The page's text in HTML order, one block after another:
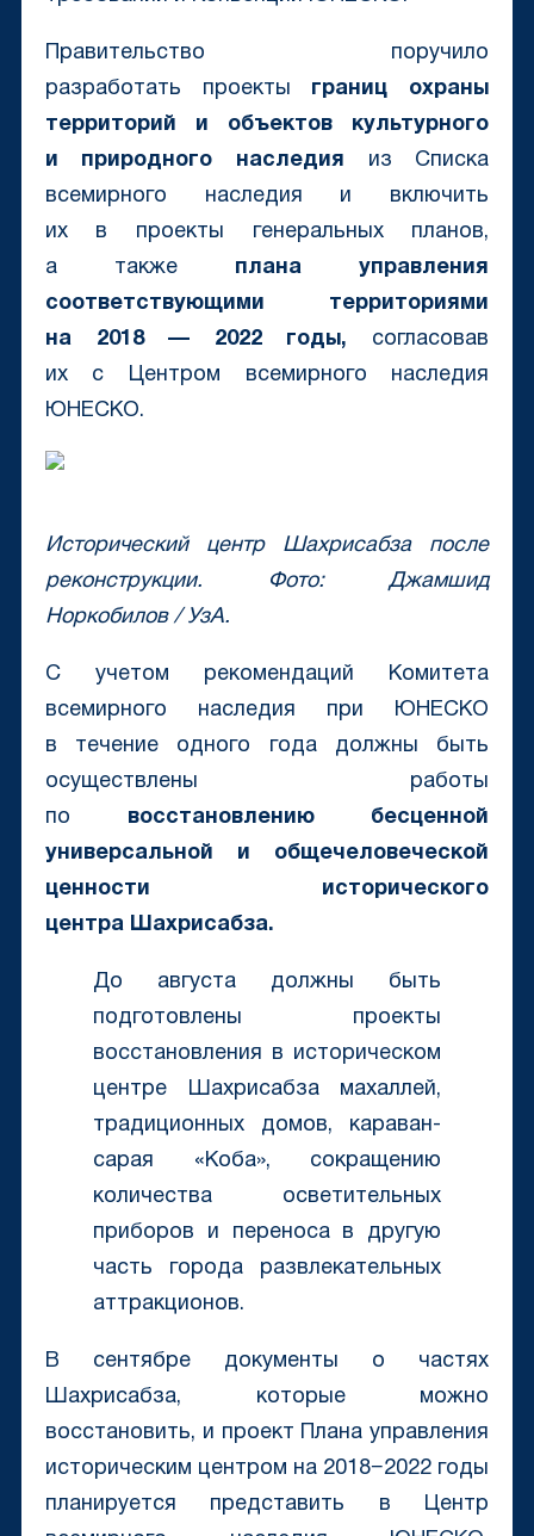
Правительство поручило
разработать проекты границ охраны
территорий и объектов культурного
и природного наследия из Списка
всемирного наследия и включить
их в проекты генеральных планов,
а также плана управления
соответствующими территориями
на 2018 — 2022 годы, согласовав
их с Центром всемирного наследия
ЮНЕСКО.
Исторический центр Шахрисабза после
реконструкции. Фото: Джамшид
Норкобилов / УзА.
С учетом рекомендаций Комитета
всемирного наследия при ЮНЕСКО
в течение одного года должны быть
осуществлены работы
по восстановлению бесценной
универсальной и общечеловеческой
ценности исторического
центра Шахрисабза.
До августа должны быть
подготовлены проекты
восстановления в историческом
центре Шахрисабза махаллей,
традиционных домов, караван-
сарая «Коба», сокращению
количества осветительных
приборов и переноса в другую
часть города развлекательных
аттракционов.
В сентябре документы о частях
Шахрисабза, которые можно
восстановить, и проект Плана управления
историческим центром на 2018−2022 годы
планируется представить в Центр